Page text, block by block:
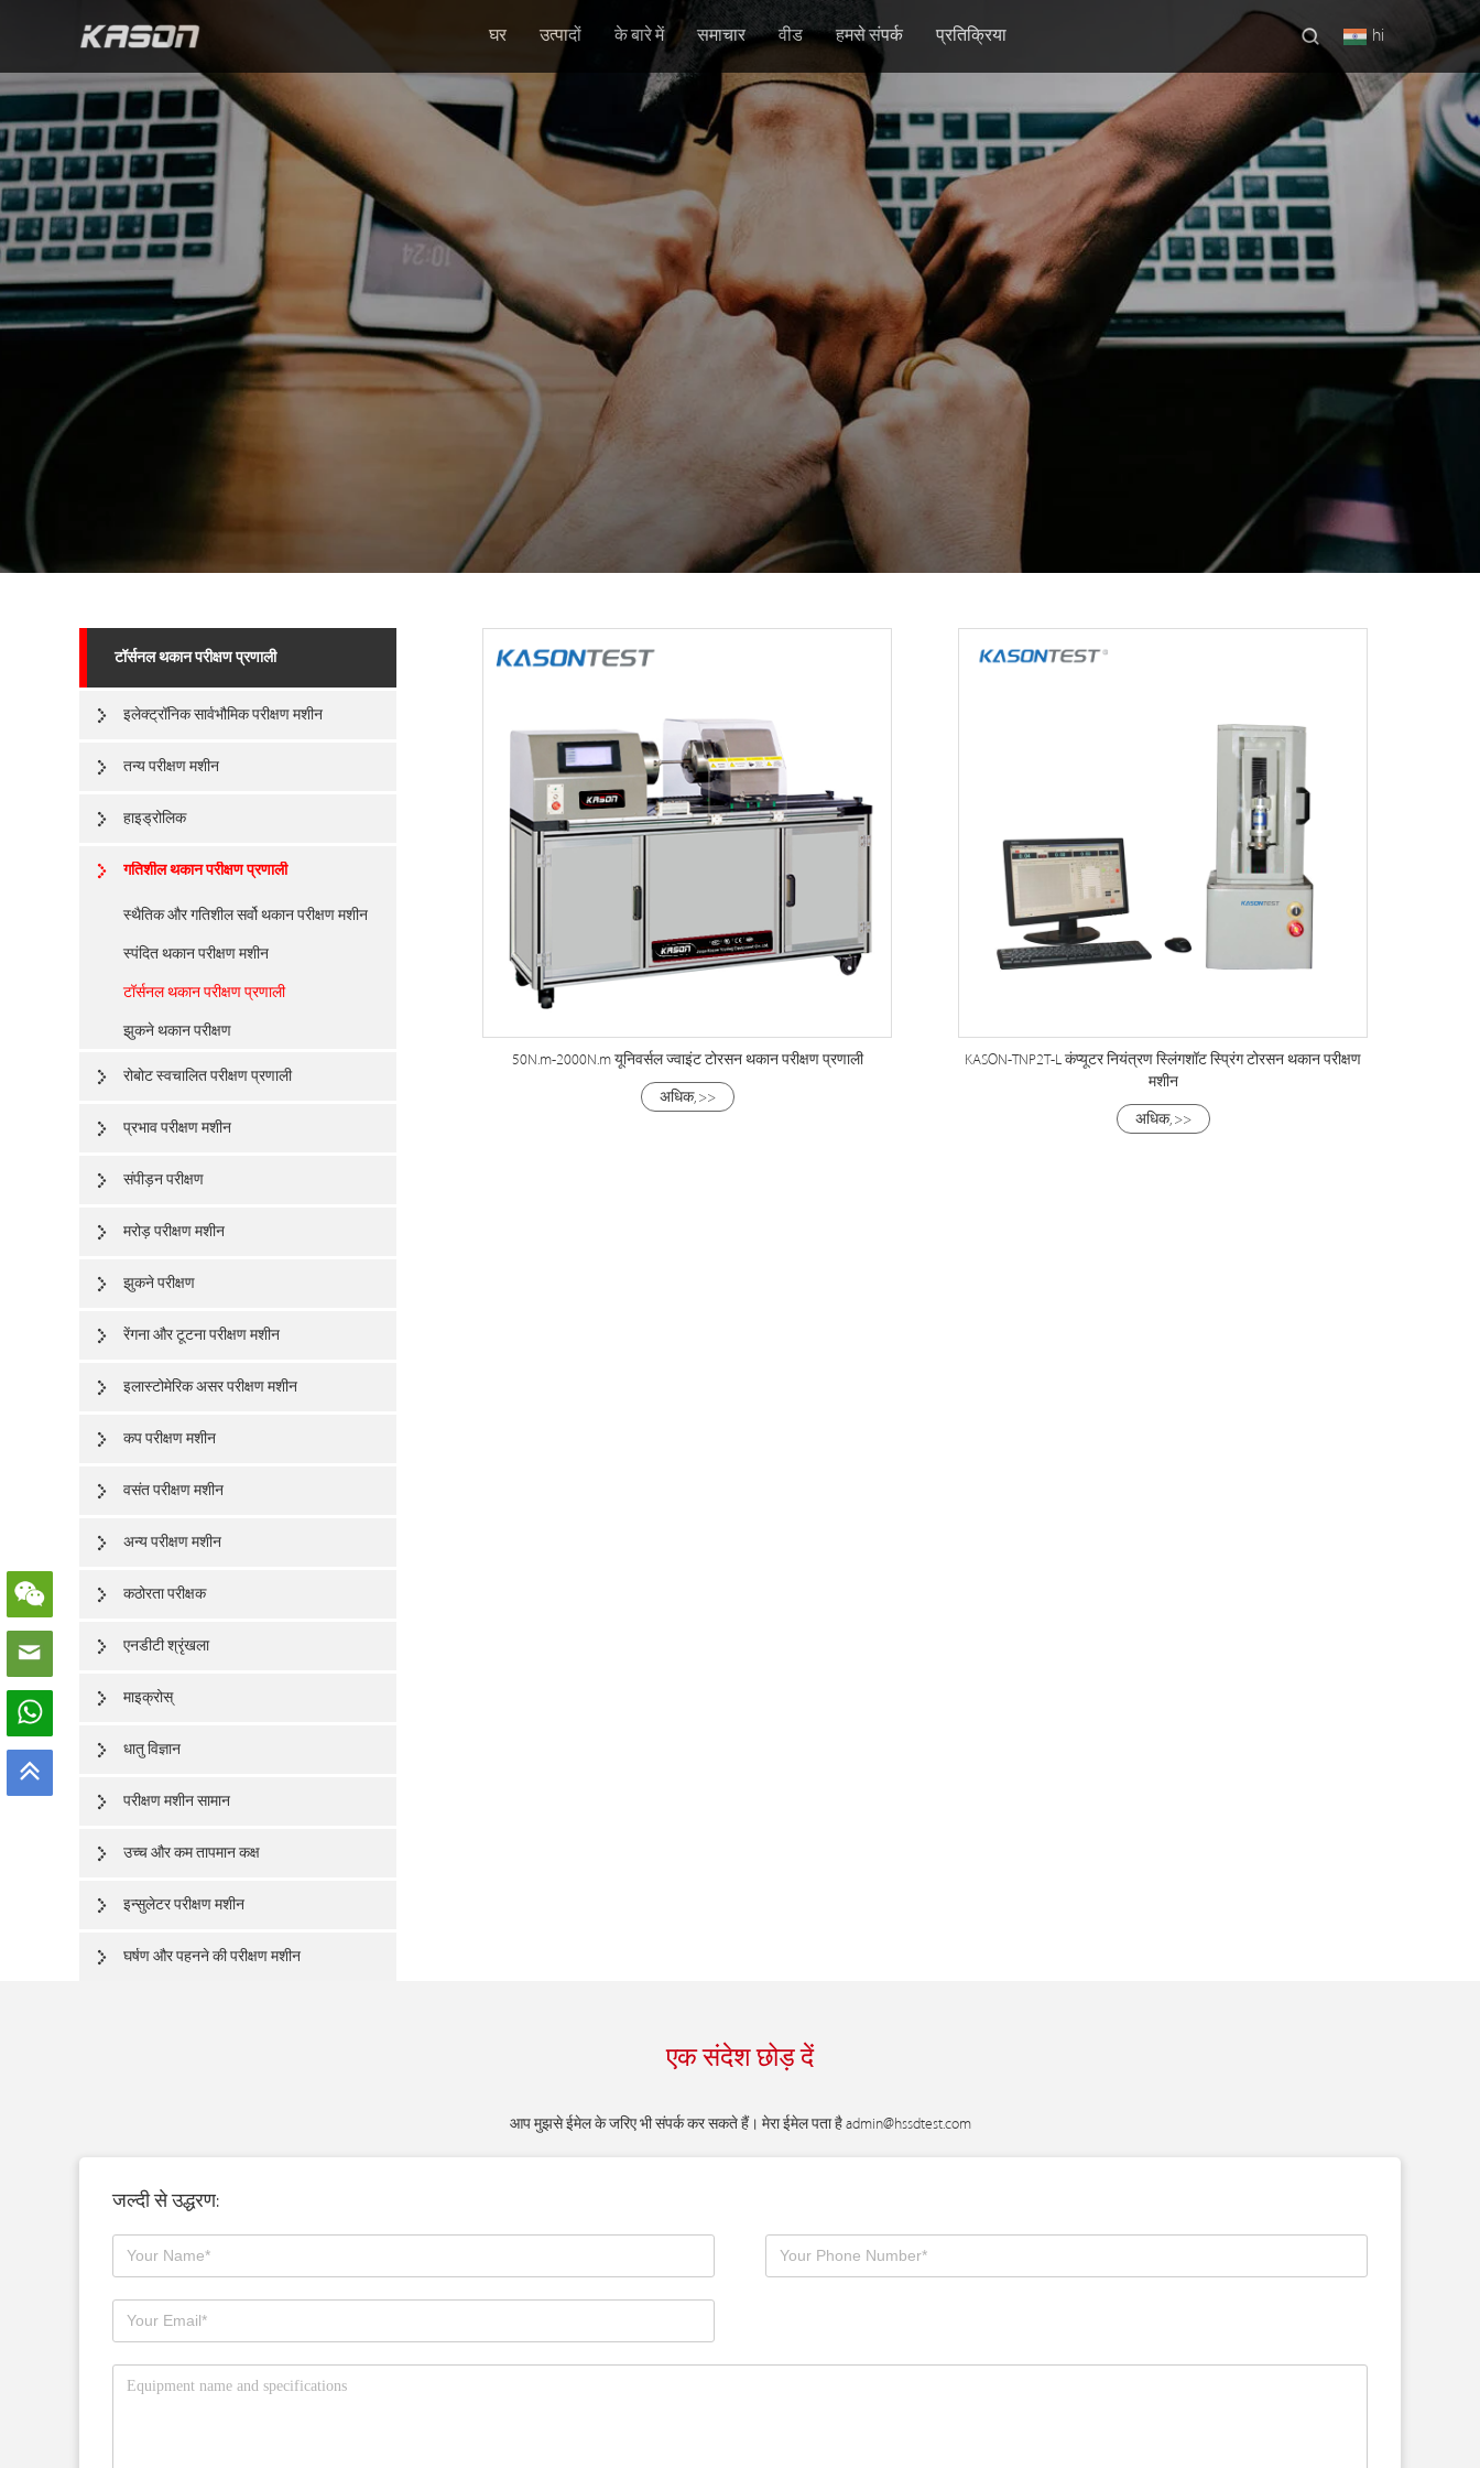
घर उत्पादों के बारे में समाचार वीड हमसे संपर्क प्रतिक्रिया hi
टॉर्सनल थकान परीक्षण प्रणाली
इलेक्ट्रॉनिक सार्वभौमिक परीक्षण मशीन
तन्य परीक्षण मशीन
हाइड्रोलिक
गतिशील थकान परीक्षण प्रणाली
स्थैतिक और गतिशील सर्वो थकान परीक्षण मशीन
स्पंदित थकान परीक्षण मशीन
टॉर्सनल थकान परीक्षण प्रणाली
झुकने थकान परीक्षण
रोबोट स्वचालित परीक्षण प्रणाली
प्रभाव परीक्षण मशीन
संपीड़न परीक्षण
मरोड़ परीक्षण मशीन
झुकने परीक्षण
रेंगना और टूटना परीक्षण मशीन
इलास्टोमेरिक असर परीक्षण मशीन
कप परीक्षण मशीन
वसंत परीक्षण मशीन
अन्य परीक्षण मशीन
कठोरता परीक्षक
एनडीटी श्रृंखला
माइक्रोस्
धातु विज्ञान
परीक्षण मशीन सामान
उच्च और कम तापमान कक्ष
इन्सुलेटर परीक्षण मशीन
घर्षण और पहनने की परीक्षण मशीन
50N.m-2000N.m यूनिवर्सल ज्वाइंट टोरसन थकान परीक्षण प्रणाली
अधिक, >>
KASON-TNP2T-L कंप्यूटर नियंत्रण स्लिंगशॉट स्प्रिंग टोरसन थकान परीक्षण
मशीन
अधिक, >>
एक संदेश छोड़ दें
आप मुझसे ईमेल के जरिए भी संपर्क कर सकते हैं। मेरा ईमेल पता है admin@hssdtest.com
जल्दी से उद्धरण: